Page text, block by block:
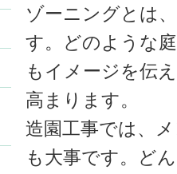
ゾーニングとは
す。どのような
もイメージを伝
高まります。
造園工事では、
も大事です。ど